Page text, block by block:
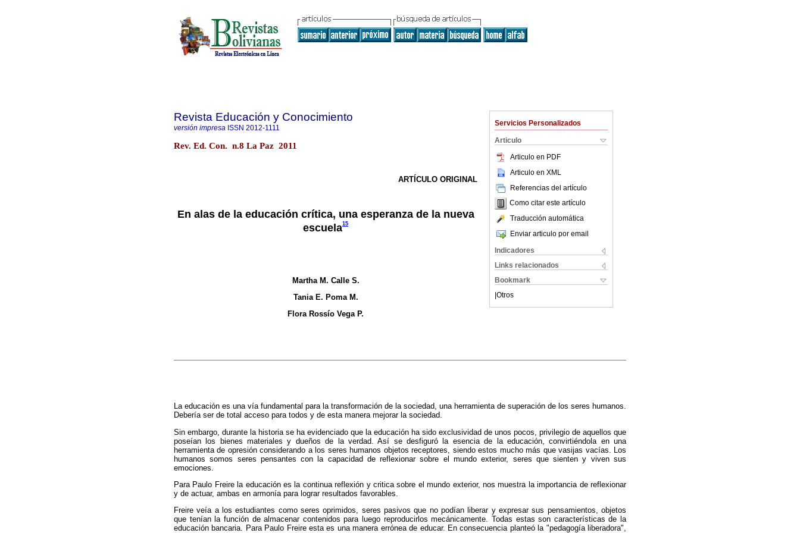
Servicios Personalizados
Articulo
Articulo en PDF
Articulo en XML
Referencias del artículo
Como citar este artículo
Traducción automática
Enviar articulo por email
Indicadores
Links relacionados
Bookmark
Otros
Revista Educación y Conocimiento
versión impresa ISSN 2012-1111
Rev. Ed. Con. n.8 La Paz 2011
ARTÍCULO ORIGINAL
En alas de la educación crítica, una esperanza de la nueva
escuela15
Martha M. Calle S.
Tania E. Poma M.
Flora Rossío Vega P.
La educación es una vía fundamental para la transformación de la sociedad, una herramienta de superación de los seres humanos.
Debería ser de total acceso para todos y de esta manera mejorar la sociedad.
Sin embargo, durante la historia se ha evidenciado que la educación ha sido exclusividad de unos pocos, privilegio de aquellos que
poseían los bienes materiales y dueños de la verdad. Así se desfiguró la esencia de la educación, convirtiéndola en una
herramienta de opresión considerando a los seres humanos objetos receptores, siendo estos mucho más que vasijas vacías. Los
humanos somos seres pensantes con la capacidad de reflexionar sobre el mundo exterior, seres que sienten y viven sus
emociones.
Para Paulo Freire la educación es la continua reflexión y critica sobre el mundo exterior, nos muestra la importancia de reflexionar
y de actuar, ambas en armonía para lograr resultados favorables.
Freire veía a los estudiantes como seres oprimidos, seres pasivos que no podían liberar y expresar sus pensamientos, objetos
que tenían la función de almacenar contenidos para luego reproducirlos mecánicamente. Todas estas son características de la
educación bancaria. Para Paulo Freire esta es una manera errónea de educar. En consecuencia planteó la "pedagogía liberadora",